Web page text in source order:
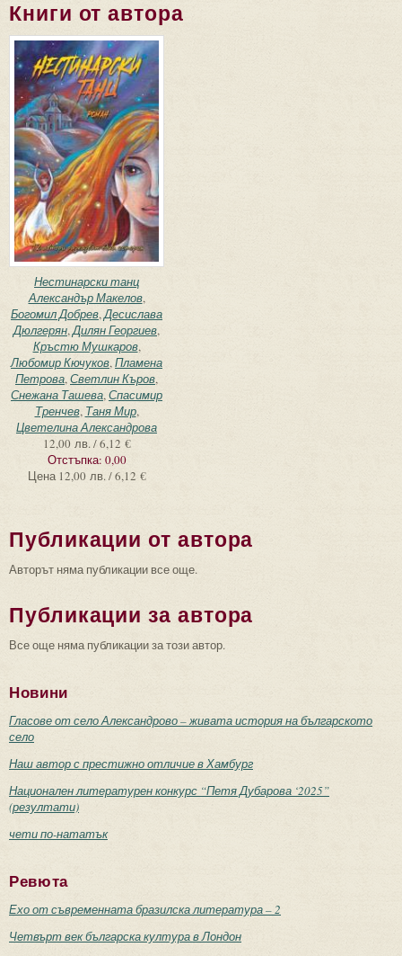
Книги от автора
Нестинарски танц
Александър Макелов,
Богомил Добрев,Десислава
Дюлгерян,Дилян Георгиев,
Кръстю Мушкаров,
Любомир Кючуков,Пламена
Петрова,Светлин Къров,
Снежана Ташева,Спасимир
Тренчев, Таня Мир,
Цветелина Александрова
12,00 лв. / 6,12 €
Отстъпка: 0,00
Цена 12,00 лв. / 6,12 €
Публикации от автора
Авторът няма публикации все още.
Публикации за автора
Все още няма публикации за този автор.
Новини
Гласове от село Александрово – живата история на българското
село
Наш автор с престижно отличие в Хамбург
Национален литературен конкурс “Петя Дубарова ‘2025”
(резултати)
чети по-нататък
Ревюта
Ехо от съвременната бразилска литература – 2
Четвърт век българска култура в Лондон